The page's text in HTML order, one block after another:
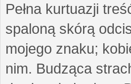
Pełna kurtuazji
spaloną skórą
mojego znaku;
nim. Budząca